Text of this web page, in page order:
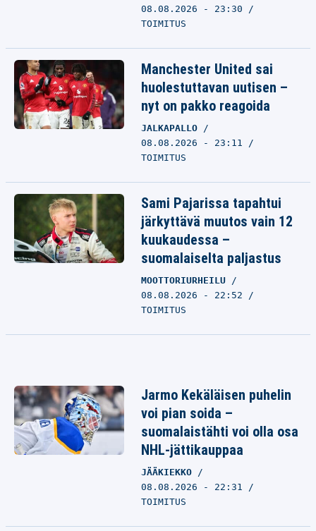
08.08.2026 - 23:30
TOIMITUS
Manchester United sai
huolestuttavan uutisen –
nyt on pakko reagoida
JALKAPALLO
08.08.2026 - 23:11
TOIMITUS
Sami Pajarissa tapahtui
järkyttävä muutos vain 12
kuukaudessa –
suomalaiselta paljastus
MOOTTORIURHEILU
08.08.2026 - 22:52
TOIMITUS
Jarmo Kekäläisen puhelin
voi pian soida –
suomalaistähti voi olla osa
NHL-jättikauppaa
JÄÄKIEKKO
08.08.2026 - 22:31
TOIMITUS